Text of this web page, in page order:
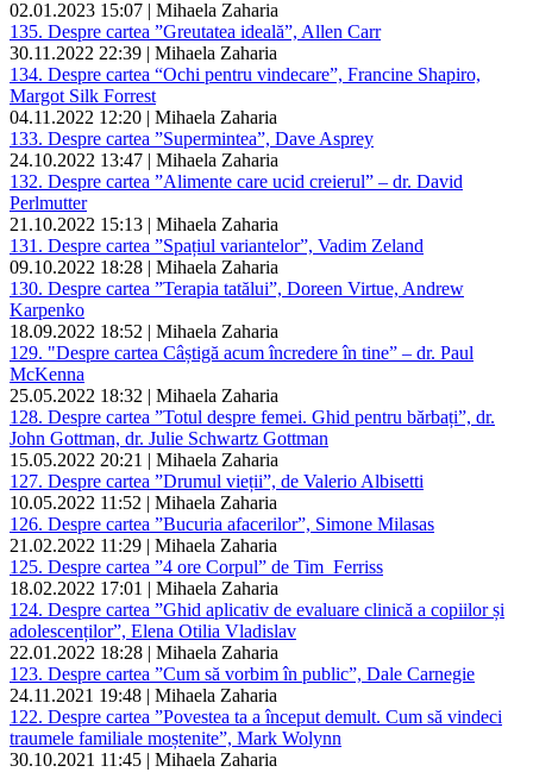
02.01.2023 15:07 | Mihaela Zaharia
135. Despre cartea ”Greutatea ideală”, Allen Carr
30.11.2022 22:39 | Mihaela Zaharia
134. Despre cartea “Ochi pentru vindecare”, Francine Shapiro,
Margot Silk Forrest
04.11.2022 12:20 | Mihaela Zaharia
133. Despre cartea ”Supermintea”, Dave Asprey
24.10.2022 13:47 | Mihaela Zaharia
132. Despre cartea ”Alimente care ucid creierul” – dr. David
Perlmutter
21.10.2022 15:13 | Mihaela Zaharia
131. Despre cartea ”Spațiul variantelor”, Vadim Zeland
09.10.2022 18:28 | Mihaela Zaharia
130. Despre cartea ”Terapia tatălui”, Doreen Virtue, Andrew
Karpenko
18.09.2022 18:52 | Mihaela Zaharia
129. "Despre cartea Câștigă acum încredere în tine” – dr. Paul
McKenna
25.05.2022 18:32 | Mihaela Zaharia
128. Despre cartea ”Totul despre femei. Ghid pentru bărbați”, dr.
John Gottman, dr. Julie Schwartz Gottman
15.05.2022 20:21 | Mihaela Zaharia
127. Despre cartea ”Drumul vieții”, de Valerio Albisetti
10.05.2022 11:52 | Mihaela Zaharia
126. Despre cartea ”Bucuria afacerilor”, Simone Milasas
21.02.2022 11:29 | Mihaela Zaharia
125. Despre cartea ”4 ore Corpul” de Tim Ferriss
18.02.2022 17:01 | Mihaela Zaharia
124. Despre cartea ”Ghid aplicativ de evaluare clinică a copiilor și
adolescenților”, Elena Otilia Vladislav
22.01.2022 18:28 | Mihaela Zaharia
123. Despre cartea ”Cum să vorbim în public”, Dale Carnegie
24.11.2021 19:48 | Mihaela Zaharia
122. Despre cartea ”Povestea ta a început demult. Cum să vindeci
traumele familiale moștenite”, Mark Wolynn
30.10.2021 11:45 | Mihaela Zaharia